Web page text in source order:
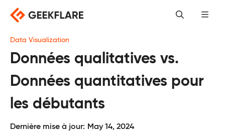
Skip
content
Data Visualization
Données qualitatives vs.
Données quantitatives pour
les débutants
Dernière mise à jour: May 14, 2024